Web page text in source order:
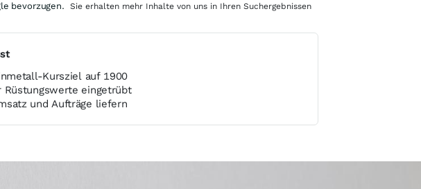
Kursziel auf 1900
Rüstungswerte eingetrübt
und Aufträge liefern
bevorzugen. Sie erhalten mehr Inhalte von uns in Ihren Suchergebnissen